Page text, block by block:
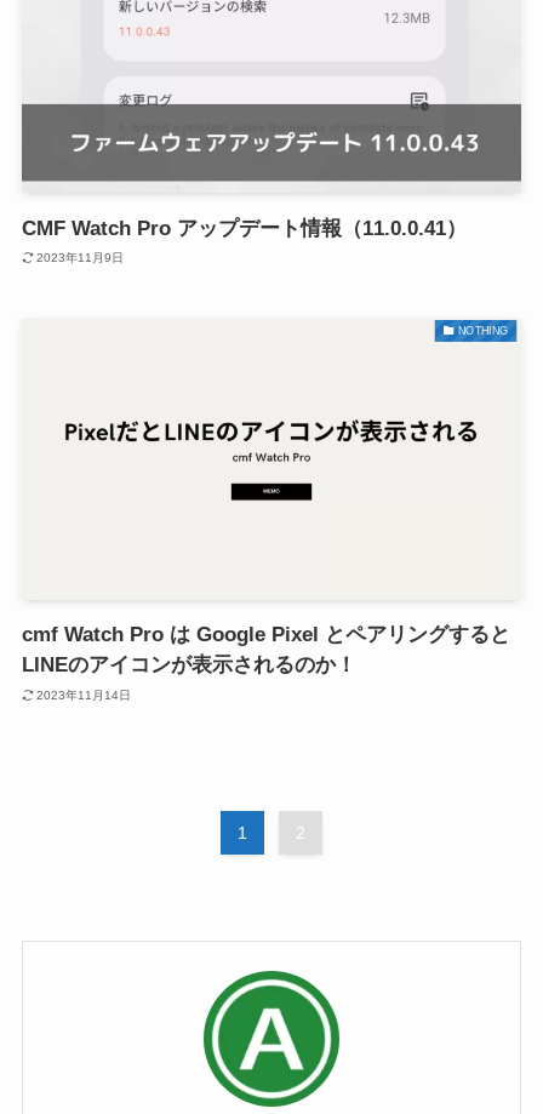
CMF Watch Pro アップデート情報（11.0.0.41）
2023年11月9日
NOTHING
cmf Watch Pro は Google Pixel とペアリングすると
LINEのアイコンが表示されるのか！
2023年11月14日
1 2